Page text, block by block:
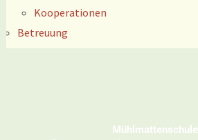
Kooperationen
Betreuung
Mühlmattenschule